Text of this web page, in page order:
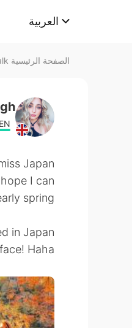
العربية
الصفحة الرئيسية HelloTalk
EN
Japan.
I can
spring 🤞🤞
in Japan.
Haha